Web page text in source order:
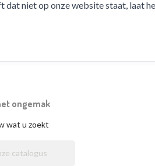
niet op onze website staat, laat
ongemak
wat u zoekt